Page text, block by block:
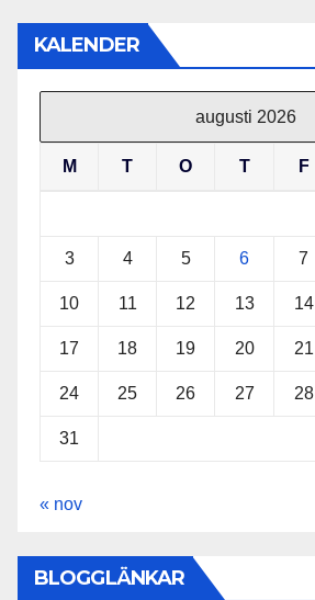
KALENDER
augusti 2026
M T O T F
3 4 5 6 7
10 11 12 13 14
17 18 19 20 21
24 25 26 27 28
31
« nov
BLOGGLÄNKAR